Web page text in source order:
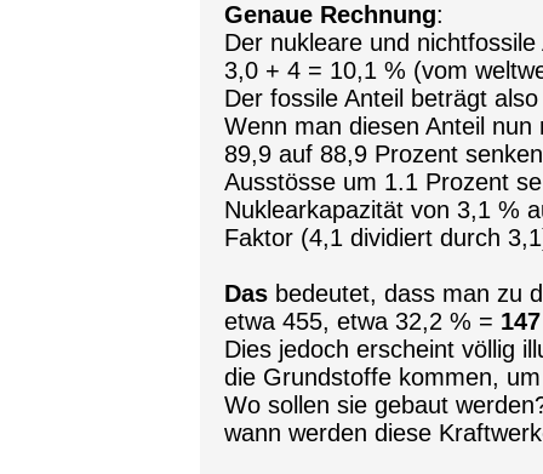
Genaue Rechnung:
Der nukleare und
3,0 + 4 = 10,1 % (vom
Der fossile Anteil beträgt
Wenn man diesen Anteil
89,9 auf 88,9 Prozent
Ausstösse um 1.1 Prozent
Nuklearkapazität von 3,1 %
Faktor (4,1 dividiert durch
Das bedeutet, dass man zu
etwa 455, etwa 32,2 % =
Dies jedoch erscheint völlig
die Grundstoffe kommen,
Wo sollen sie gebaut
wann werden diese